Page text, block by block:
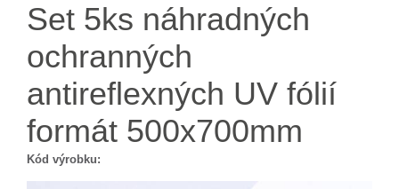
Set 5ks náhradných
ochranných
antireflexných UV fólií
formát 500x700mm
Kód výrobku: